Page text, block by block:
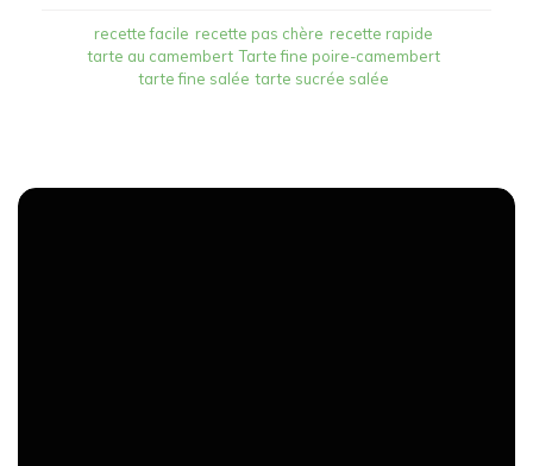
recette facile recette pas chère recette rapide
tarte au camembert Tarte fine poire-camembert
tarte fine salée tarte sucrée salée